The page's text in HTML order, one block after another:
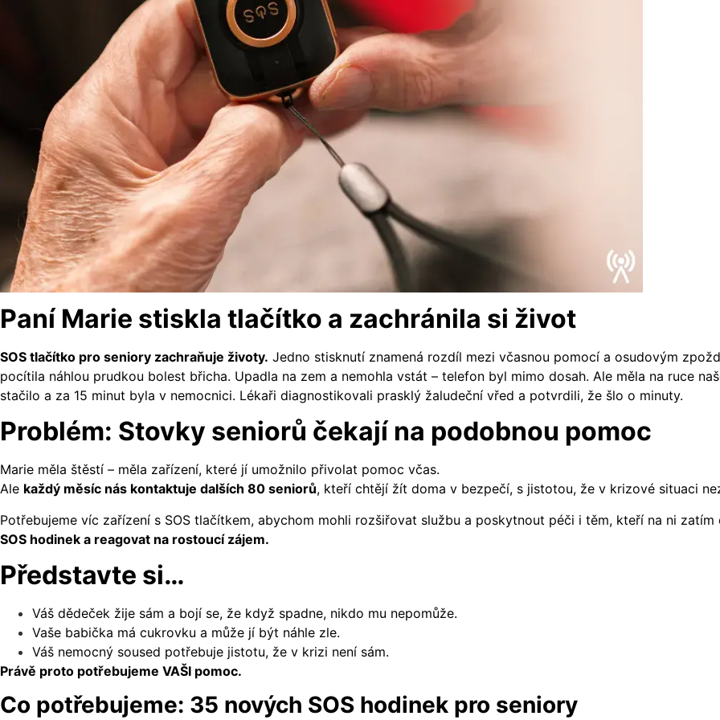
Paní Marie stiskla tlačítko a zachránila si život
SOS tlačítko pro seniory zachraňuje životy. Jedno stisknutí znamená rozdíl mezi včasnou pomocí a osudovým
pocítila náhlou prudkou bolest břicha. Upadla na zem a nemohla vstát – telefon byl mimo dosah. Ale měla na ruce
stačilo a za 15 minut byla v nemocnici. Lékaři diagnostikovali prasklý žaludeční vřed a potvrdili, že šlo o minuty.
Problém: Stovky seniorů čekají na podobnou pomoc
Marie měla štěstí – měla zařízení, které jí umožnilo přivolat pomoc včas.
Ale každý měsíc nás kontaktuje dalších 80 seniorů, kteří chtějí žít doma v bezpečí, s jistotou, že v krizové situaci
Potřebujeme víc zařízení s SOS tlačítkem, abychom mohli rozšiřovat službu a poskytnout péči i těm, kteří na ni zatím
SOS hodinek a reagovat na rostoucí zájem.
Představte si…
Váš dědeček žije sám a bojí se, že když spadne, nikdo mu nepomůže.
Vaše babička má cukrovku a může jí být náhle zle.
Váš nemocný soused potřebuje jistotu, že v krizi není sám.
Právě proto potřebujeme VAŠI pomoc.
Co potřebujeme: 35 nových SOS hodinek pro seniory